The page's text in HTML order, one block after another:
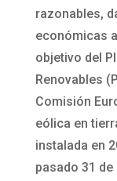
razonables,
económicas
objetivo del
Renovables
Comisión
eólica en
instalada en
pasado 31